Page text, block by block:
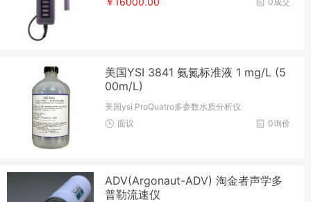
美国YSI 3841 氨氮标准液 1 mg/L (5
00m/L)
美国ysi ProQuatro多参数水质分析仪
0询价
面议
ADV(Argonaut-ADV) 淘金者声学多
普勒流速仪